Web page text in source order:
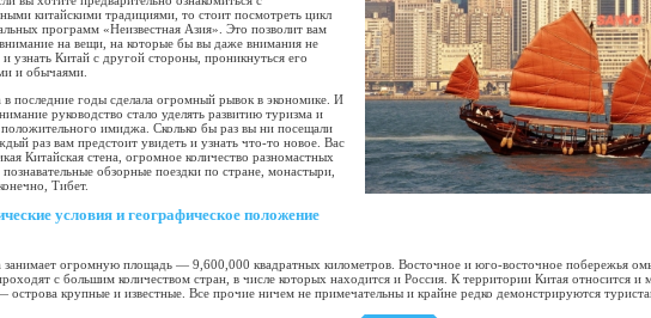
китайскими традициями, то стоит посмотреть цикл
программ «Неизвестная Азия». Это позволит вам
на вещи, на которые бы вы даже внимания не
и узнать Китай с другой стороны, проникнуться его
и обычаями.
в последние годы сделала огромный рывок в экономике. И
руководство стало уделять развитию туризма и
имиджа. Сколько бы раз вы ни посещали
раз вам предстоит увидеть и узнать что-то новое. Вас
Китайская стена, огромное количество разномастных
обзорные поездки по стране, монастыри,
Тибет.
условия и географическое положение
занимает огромную площадь — 9,600,000 квадратных километров. Восточное и юго-восточное побережья
с большим количеством стран, в числе которых находится и Россия. К территории Китая относится
острова крупные и известные. Все прочие ничем не примечательны и крайне редко демонстрируются